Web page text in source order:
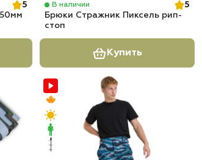
5
В наличии
5
Брюки Стражник Пиксель рип-
стоп
Купить